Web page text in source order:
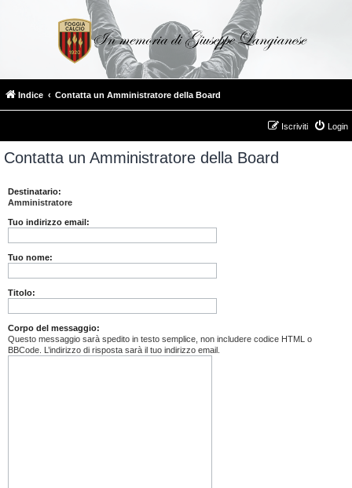
Indice Contatta un Amministratore della Board
Login
Iscriviti
Contatta un Amministratore della Board
Destinatario:
Amministratore
Tuo indirizzo email:
Tuo nome:
Titolo:
Corpo del messaggio:
Questo messaggio sarà spedito in testo semplice, non includere codice HTML o
BBCode. L’indirizzo di risposta sarà il tuo indirizzo email.